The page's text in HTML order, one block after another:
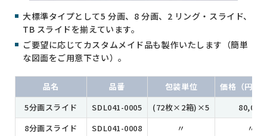
大標準タイプとして5 分画、8 分画、2 リング・スライド、
TB スライドを揃えています。
ご要望に応じてカスタムメイド品も製作いたします（簡単
な図面をご用意下さい）。
品名 品番 包装単位
価格（円/
5分画スライド
SDL041-0005 (72枚×2箱)×5
80,000
8分画スライド
SDL041-0008 〃
〃